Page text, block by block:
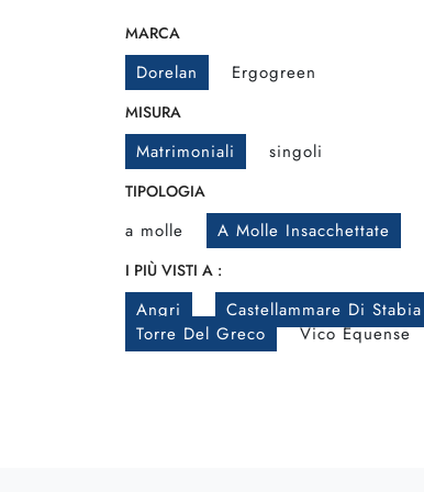
MARCA
Dorelan Ergogreen
MISURA
Matrimoniali singoli
TIPOLOGIA
a molle A Molle Insacchettate
I PIÙ VISTI A :
Angri Castellammare Di Stabia
Torre Del Greco
Vico Equense